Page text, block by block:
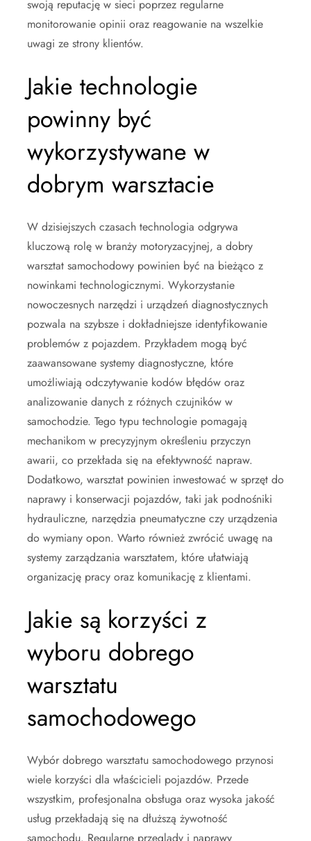
swoją reputację w sieci poprzez regularne
monitorowanie opinii oraz reagowanie na wszelkie
uwagi ze strony klientów.
Jakie technologie
powinny być
wykorzystywane w
dobrym warsztacie
W dzisiejszych czasach technologia odgrywa
kluczową rolę w branży motoryzacyjnej, a dobry
warsztat samochodowy powinien być na bieżąco z
nowinkami technologicznymi. Wykorzystanie
nowoczesnych narzędzi i urządzeń diagnostycznych
pozwala na szybsze i dokładniejsze identyfikowanie
problemów z pojazdem. Przykładem mogą być
zaawansowane systemy diagnostyczne, które
umożliwiają odczytywanie kodów błędów oraz
analizowanie danych z różnych czujników w
samochodzie. Tego typu technologie pomagają
mechanikom w precyzyjnym określeniu przyczyn
awarii, co przekłada się na efektywność napraw.
Dodatkowo, warsztat powinien inwestować w sprzęt do
naprawy i konserwacji pojazdów, taki jak podnośniki
hydrauliczne, narzędzia pneumatyczne czy urządzenia
do wymiany opon. Warto również zwrócić uwagę na
systemy zarządzania warsztatem, które ułatwiają
organizację pracy oraz komunikację z klientami.
Jakie są korzyści z
wyboru dobrego
warsztatu
samochodowego
Wybór dobrego warsztatu samochodowego przynosi
wiele korzyści dla właścicieli pojazdów. Przede
wszystkim, profesjonalna obsługa oraz wysoka jakość
usług przekładają się na dłuższą żywotność